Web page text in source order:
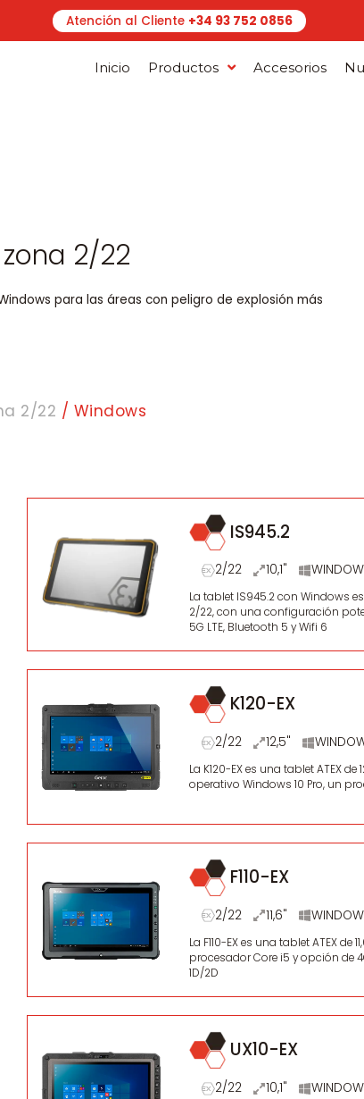
Atención al Cliente +34 93 752 0856
Inicio Productos Accesorios
2/22
para las áreas con peligro de explosión más
2/22 / Windows
IS945.2
2/22 10,1"
La tablet IS945.2 con Windows
2/22, con una configuración
5G LTE, Bluetooth 5 y Wifi 6
K120-EX
2/22 12,5"
La K120-EX es una tablet ATEX
operativo Windows 10 Pro, un
F110-EX
2/22 11,6"
La F110-EX es una tablet ATEX
procesador Core i5 y opción de
1D/2D
UX10-EX
2/22 10,1"